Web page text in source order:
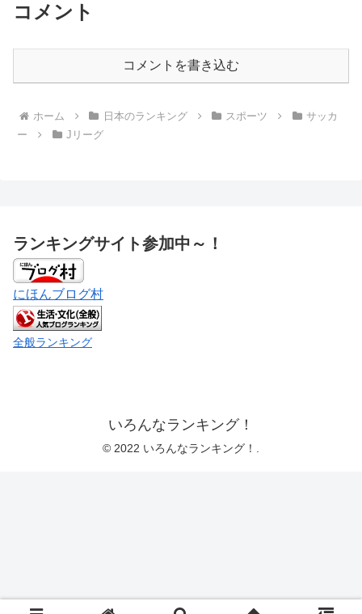
コメント
コメントを書き込む
ホーム 日本のランキング スポーツ
サッカ
ー
Jリーグ
ランキングサイト参加中～！
にほんブログ村
全般ランキング
いろんなランキング！
© 2022 いろんなランキング！.